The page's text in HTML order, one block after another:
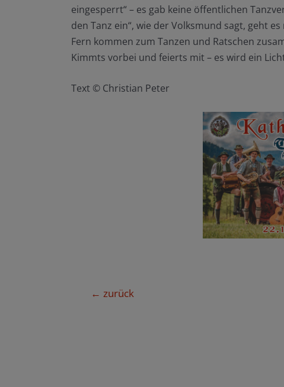
eingesperrt“ – es gab keine öffentlichen
den Tanz ein“, wie der Volksmund sagt, geht
Fern kommen zum Tanzen und Ratschen
Kimmts vorbei und feierts mit – es wird ein
Text © Christian Peter
Beitragsnavigation
← zurück